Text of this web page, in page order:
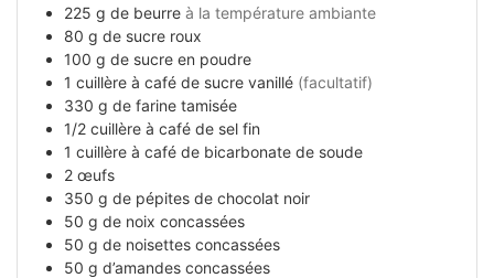
225 g de beurre à la température ambiante
80 g de sucre roux
100 g de sucre en poudre
1 cuillère à café de sucre vanillé (facultatif)
330 g de farine tamisée
1/2 cuillère à café de sel fin
1 cuillère à café de bicarbonate de soude
2 œufs
350 g de pépites de chocolat noir
50 g de noix concassées
50 g de noisettes concassées
50 g d’amandes concassées